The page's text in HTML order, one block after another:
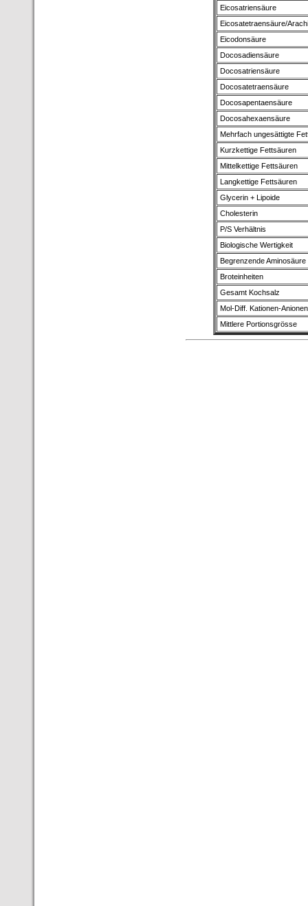
Eicosatriensäure
Eicosatetraensäure/
Eicodonsäure
Docosadiensäure
Docosatriensäure
Docosatetraensäure
Docosapentaensäure
Docosahexaensäure
Mehrfach ungesättigte
Kurzkettige Fettsäuren
Mittelkettige Fettsäuren
Langkettige Fettsäuren
Glycerin + Lipoide
Cholesterin
P/S Verhältnis
Biologische Wertigkeit
Begrenzende Aminosäure
Broteinheiten
Gesamt Kochsalz
Mol-Diff. Kationen-Anionen
Mittlere Portionsgrösse